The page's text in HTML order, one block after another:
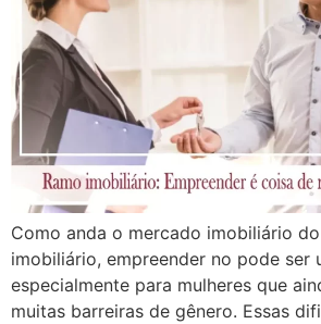
Como anda o mercado imobiliário do
imobiliário, empreender no pode ser
especialmente para mulheres que
muitas barreiras de gênero. Essas